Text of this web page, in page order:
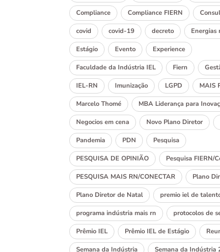
Compliance Compliance FIERN
covid covid-19 decreto Energias
Estágio Evento Experience
Faculdade da Indústria IEL Fiern
IEL-RN Imunização LGPD MAIS
Marcelo Thomé MBA Liderança para
Negocios em cena Novo Plano Diretor
Pandemia PDN Pesquisa
PESQUISA DE OPINIÃO Pesquisa FIERN/
PESQUISA MAIS RN/CONECTAR Plano
Plano Diretor de Natal premio iel de
programa indústria mais rn protocolos de
Prêmio IEL Prêmio IEL de Estágio
Semana da Indústria Semana da Indústria